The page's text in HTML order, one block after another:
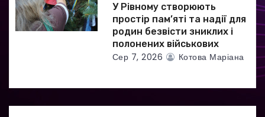
У Рівному створюють
простір пам’яті та надії для
родин безвісти зниклих і
полонених військових
Сер 7, 2026 Котова Маріана